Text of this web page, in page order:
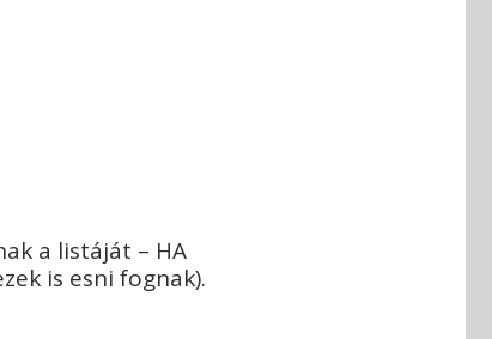
a listáját – HA
is esni fognak).